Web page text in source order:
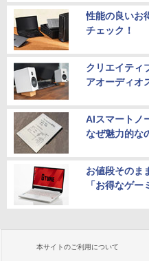
性能の良いお
チェック！
クリエイティ
アオーディオ
AIスマートノ
なぜ魅力的な
お値段そのま
「お得なゲー
本サイトのご利用について